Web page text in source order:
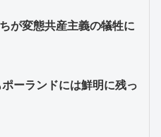
が変態共産主義の犠牲に
ーランドには鮮明に残っ